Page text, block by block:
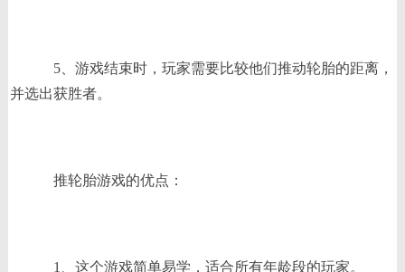
5、游戏结束时，玩家需要比较他们推动轮胎的距离，
并选出获胜者。
推轮胎游戏的优点：
1、这个游戏简单易学，适合所有年龄段的玩家。